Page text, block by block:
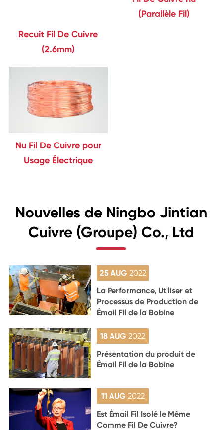
Recuit Fil De Cuivre
(2.6mm)
(Parallèle Fil)
Nu Fil De Cuivre pour
Usage Électrique
Nouvelles de Ningbo Jintian
Cuivre (Groupe) Co., Ltd
25 AUG 2022
La Performance, Utiliser et
Processus de Production de
Émail Fil de la Bobine
18 AUG 2022
Présentation du produit de
Émail Fil de la Bobine
11 AUG 2022
Est Émail Fil Isolé le Même
Comme Fil De Cuivre?